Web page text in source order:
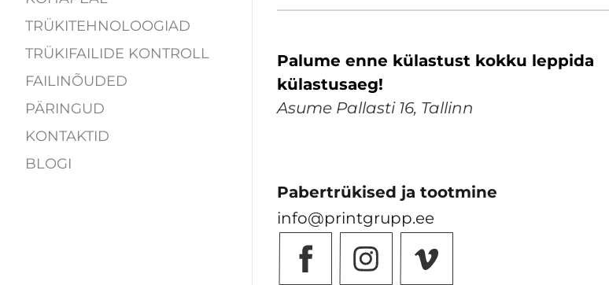
TRÜKITEHNOLOOGIAD
TRÜKIFAILIDE KONTROLL
FAILINÕUDED
PÄRINGUD
KONTAKTID
BLOGI
Palume enne külastust kokku leppida
külastusaeg!
Asume Pallasti 16, Tallinn
Pabertrükised ja tootmine
info@printgrupp.ee